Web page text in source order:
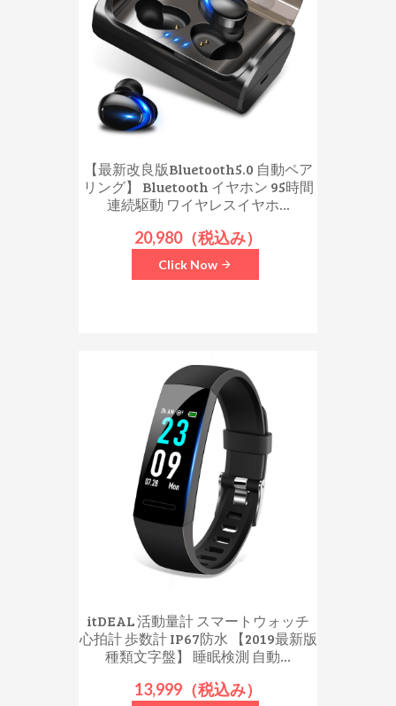
【最新改良版Bluetooth5.0 自動ペア
リング】 Bluetooth イヤホン 95時間
連続駆動 ワイヤレスイヤホ...
20,980（税込み）
Click Now
itDEAL 活動量計 スマートウォッチ
心拍計 歩数計 IP67防水 【2019最新版
種類文字盤】 睡眠検測 自動...
13,999（税込み）